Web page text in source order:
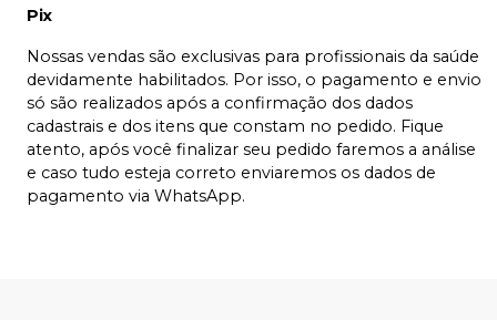
Pix
Nossas vendas são exclusivas para profissionais da saúde
devidamente habilitados. Por isso, o pagamento e envio
só são realizados após a confirmação dos dados
cadastrais e dos itens que constam no pedido. Fique
atento, após você finalizar seu pedido faremos a análise
e caso tudo esteja correto enviaremos os dados de
pagamento via WhatsApp.